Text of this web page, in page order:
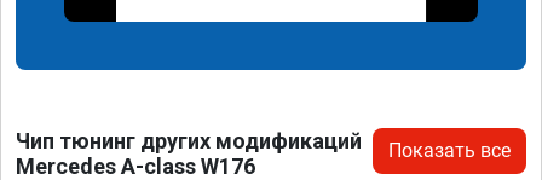
Чип тюнинг других модификаций
Mercedes A-class W176
Показать все